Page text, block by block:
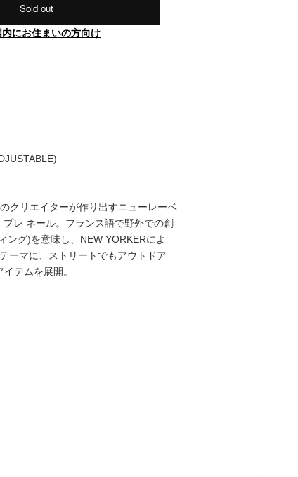
Sold out
内にお住まいの方向け
クリエイターが作り出すニューレーベ
レ ネール。フランス語で野外での創
ング)を意味し、NEW YORKERによ
ーマに、ストリートでもアウトドア
テムを展開。